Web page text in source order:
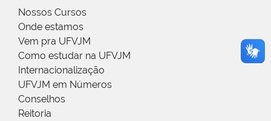
Nossos Cursos
Onde estamos
Vem pra UFVJM
Como estudar na UFVJM
Internacionalização
UFVJM em Números
Conselhos
Reitoria